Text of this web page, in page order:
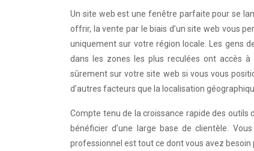
Un site web est une fenêtre parfaite pour se
offrir, la vente par le biais d’un site web vous
uniquement sur votre région locale. Les gens
dans les zones les plus reculées ont accès
sûrement sur votre site web si vous vous
d’autres facteurs que la localisation
Compte tenu de la croissance rapide des
bénéficier d’une large base de clientèle.
professionnel est tout ce dont vous avez besoin